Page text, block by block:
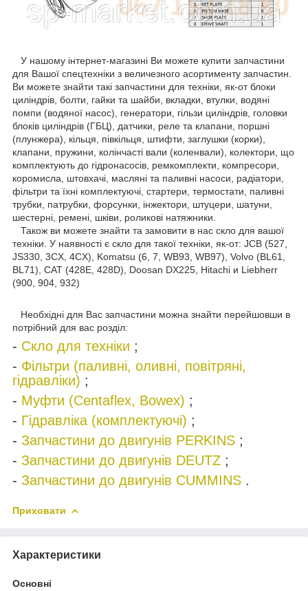
У нашому інтернет-магазині Ви можете купити запчастини
для Вашої спецтехніки з величезного асортименту запчастин.
Ви можете знайти такі запчастини для техніки, як-от блоки
циліндрів, болти, гайки та шайби, вкладки, втулки, водяні
помпи (водяної насос), генератори, гільзи циліндрів, головки
блоків циліндрів (ГБЦ), датчики, реле та клапани, поршні
(плунжера), кільця, півкільця, штифти, заглушки (корки),
клапани, пружини, колінчасті вали (коленвали), колектори, що
комплектують до гідронасосів, ремкомплекти, компресори,
коромисла, штовхачі, масляні та паливні насоси, радіатори,
фільтри та їхні комплектуючі, стартери, термостати, паливні
трубки, патрубки, форсунки, інжектори, штуцери, шатуни,
шестерні, ремені, шківи, роликові натяжники.
Також ви можете знайти та замовити в нас скло для вашої
техніки. У наявності є скло для такої техніки, як-от: JCB (527,
JS330, 3CX, 4CX), Komatsu (6, 7, WB93, WB97), Volvo (BL61,
BL71), CAT (428E, 428D), Doosan DX225, Hitachi и Liebherr
(900, 904, 932)
Необхідні для Вас запчастини можна знайти перейшовши в
потрібний для вас розділ:
- Скло для техніки ;
- Фільтри (паливні, оливні, повітряні,
гідравліки) ;
- Муфти (Centaflex, Bowex) ;
- Гідравліка (комплектуючі) ;
- Запчастини до двигунів PERKINS ;
- Запчастини до двигунів DEUTZ ;
- Запчастини до двигунів CUMMINS .
Приховати
Характеристики
Основні